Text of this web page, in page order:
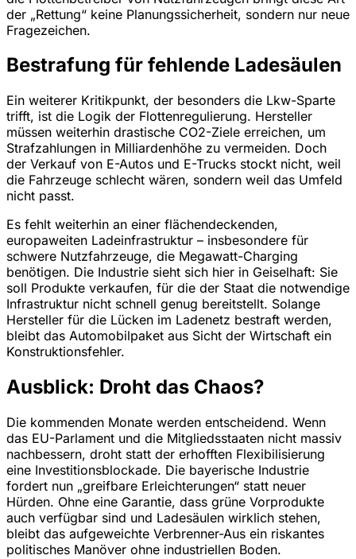
der „Rettung“ keine Planungssicherheit, sondern nur neue
Fragezeichen.
Bestrafung für fehlende Ladesäulen
Ein weiterer Kritikpunkt, der besonders die Lkw-Sparte
trifft, ist die Logik der Flottenregulierung. Hersteller
müssen weiterhin drastische CO2-Ziele erreichen, um
Strafzahlungen in Milliardenhöhe zu vermeiden. Doch
der Verkauf von E-Autos und E-Trucks stockt nicht, weil
die Fahrzeuge schlecht wären, sondern weil das Umfeld
nicht passt.
Es fehlt weiterhin an einer flächendeckenden,
europaweiten Ladeinfrastruktur – insbesondere für
schwere Nutzfahrzeuge, die Megawatt-Charging
benötigen. Die Industrie sieht sich hier in Geiselhaft: Sie
soll Produkte verkaufen, für die der Staat die notwendige
Infrastruktur nicht schnell genug bereitstellt. Solange
Hersteller für die Lücken im Ladenetz bestraft werden,
bleibt das Automobilpaket aus Sicht der Wirtschaft ein
Konstruktionsfehler.
Ausblick: Droht das Chaos?
Die kommenden Monate werden entscheidend. Wenn
das EU-Parlament und die Mitgliedsstaaten nicht massiv
nachbessern, droht statt der erhofften Flexibilisierung
eine Investitionsblockade. Die bayerische Industrie
fordert nun „greifbare Erleichterungen“ statt neuer
Hürden. Ohne eine Garantie, dass grüne Vorprodukte
auch verfügbar sind und Ladesäulen wirklich stehen,
bleibt das aufgeweichte Verbrenner-Aus ein riskantes
politisches Manöver ohne industriellen Boden.